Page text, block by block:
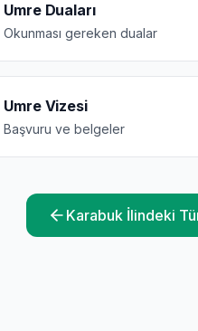
Umre Duaları
Okunması gereken dualar
Umre Vizesi
Başvuru ve belgeler
Karabuk İlindeki